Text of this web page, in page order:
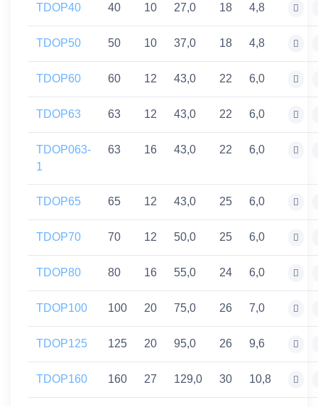
TDOP40 40 10 27,0 18 4,8
TDOP50 50 10 37,0 18 4,8
TDOP60 60 12 43,0 22 6,0
TDOP63 63 12 43,0 22 6,0
TDOP063-
1
63 16 43,0 22 6,0
TDOP65 65 12 43,0 25 6,0
TDOP70 70 12 50,0 25 6,0
TDOP80 80 16 55,0 24 6,0
TDOP100 100 20 75,0 26 7,0
TDOP125 125 20 95,0 26 9,6
TDOP160 160 27 129,0 30 10,8